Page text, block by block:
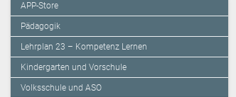
APP-Store
Pädagogik
Lehrplan 23 – Kompetenz Lernen
Kindergarten und Vorschule
Volksschule und ASO